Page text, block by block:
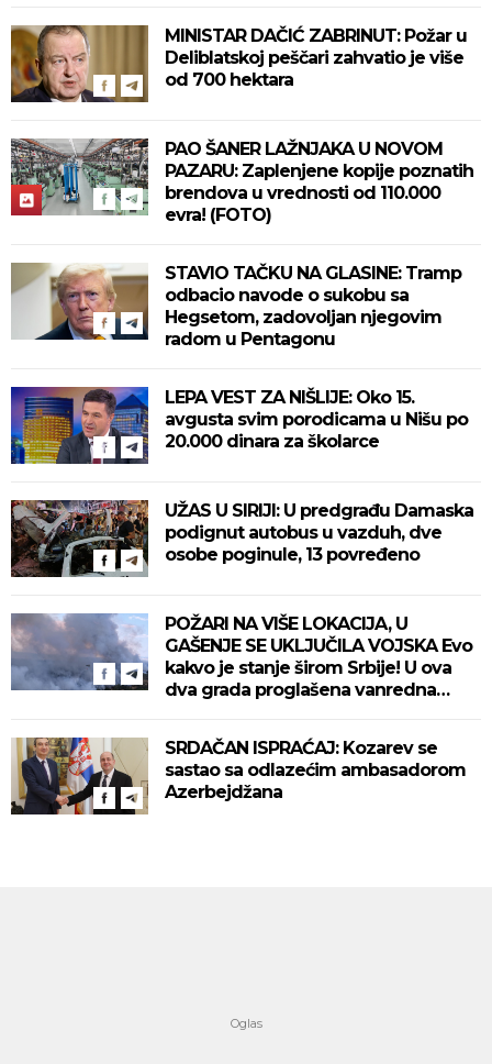
MINISTAR DAČIĆ ZABRINUT: Požar u
Deliblatskoj peščari zahvatio je više
od 700 hektara
PAO ŠANER LAŽNJAKA U NOVOM
PAZARU: Zaplenjene kopije poznatih
brendova u vrednosti od 110.000
evra! (FOTO)
STAVIO TAČKU NA GLASINE: Tramp
odbacio navode o sukobu sa
Hegsetom, zadovoljan njegovim
radom u Pentagonu
LEPA VEST ZA NIŠLIJE: Oko 15.
avgusta svim porodicama u Nišu po
20.000 dinara za školarce
UŽAS U SIRIJI: U predgrađu Damaska
podignut autobus u vazduh, dve
osobe poginule, 13 povređeno
POŽARI NA VIŠE LOKACIJA, U
GAŠENJE SE UKLJUČILA VOJSKA Evo
kakvo je stanje širom Srbije! U ova
dva grada proglašena vanredna
SRDAČAN ISPRAĆAJ: Kozarev se
sastao sa odlazećim ambasadorom
Azerbejdžana